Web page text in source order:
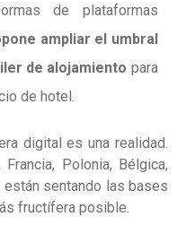
de plataformas
ampliar el umbral
de alojamiento para
de hotel.
digital es una realidad.
Polonia, Bélgica,
están sentando las bases
fructífera posible.